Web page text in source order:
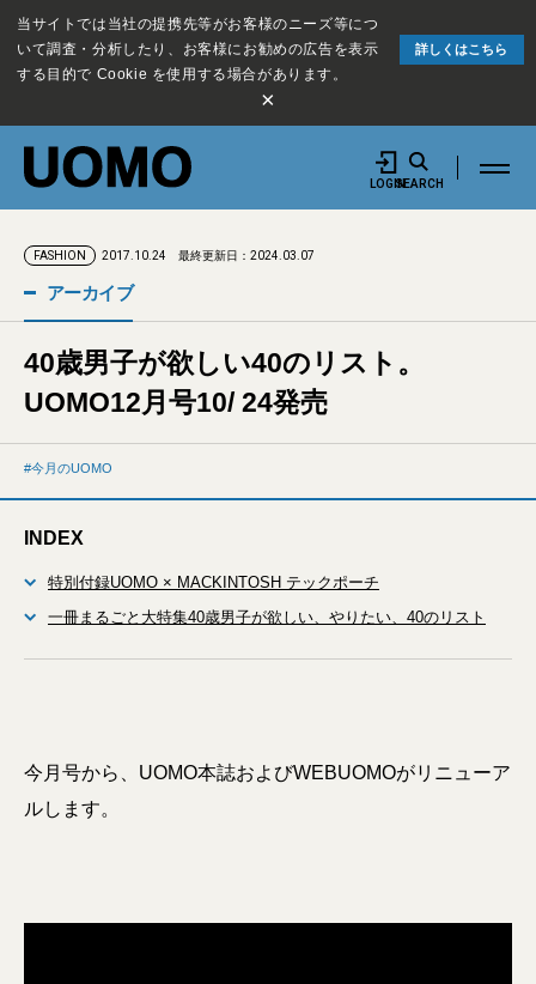
当サイトでは当社の提携先等がお客様のニーズ等につ
いて調査・分析したり、お客様にお勧めの広告を表示
する目的で Cookie を使用する場合があります。
詳しくはこちら
×
LOGINSEARCH
FASHION 2017.10.24 最終更新日：2024.03.07
アーカイブ
40歳男子が欲しい40のリスト。
UOMO12月号10/ 24発売
今月のUOMO
INDEX
特別付録UOMO × MACKINTOSH テックポーチ
一冊まるごと大特集40歳男子が欲しい、やりたい、40のリスト
今月号から、UOMO本誌およびWEBUOMOがリニューア
ルします。